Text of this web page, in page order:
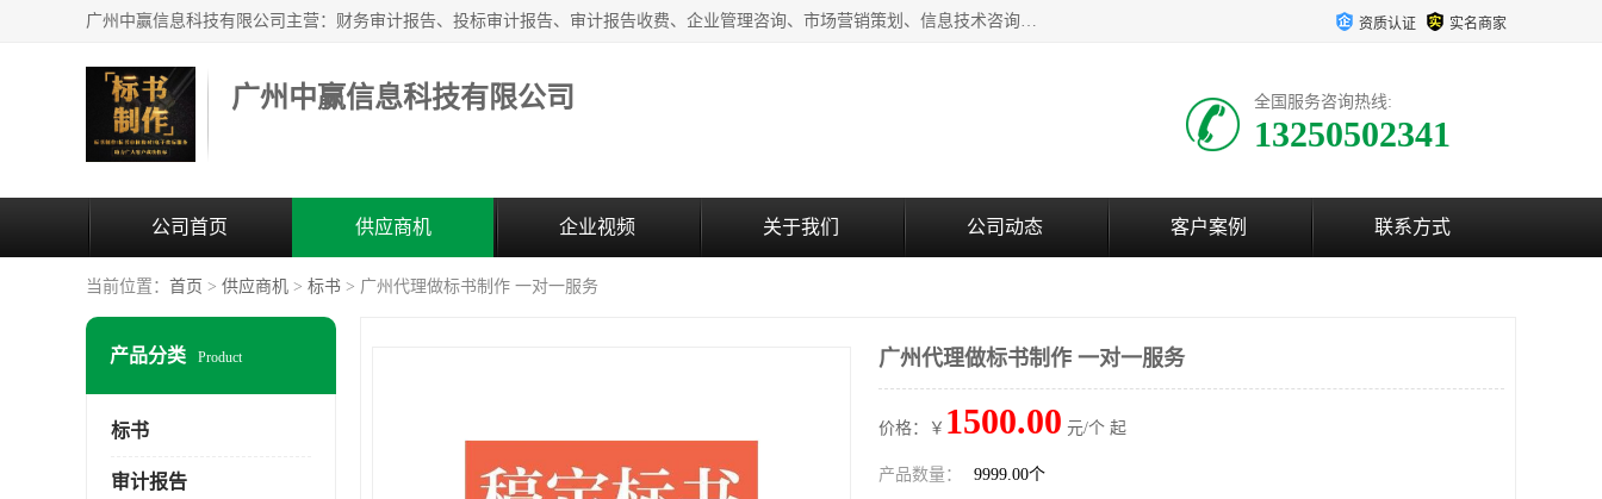
广州中赢信息科技有限公司主营：财务审计报告、投标审计报告、审计报告收费、企业管理咨询、市场营销策划、信息技术咨询服务、广告制作、会议及展览服务、软件开发 资质认证 实名商家
广州中赢信息科技有限公司 全国服务咨询热线:
13250502341
公司首页 供应商机 企业视频 关于我们 公司动态 客户案例 联系方式
当前位置： 首页 > 供应商机 > 标书 > 广州代理做标书制作 一对一服务
产品分类 Product
标书
审计报告
广州代理做标书制作 一对一服务
价格：￥ 1500.00 元/个 起
产品数量： 9999.00个